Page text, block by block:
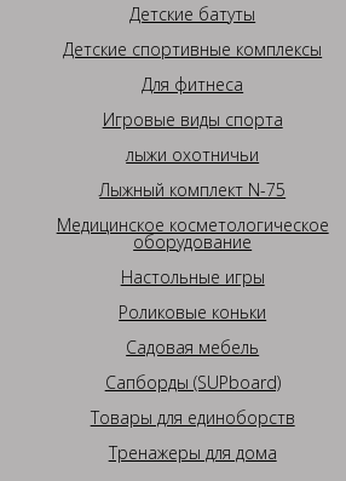
Детские батуты
Детские спортивные комплексы
Для фитнеса
Игровые виды спорта
лыжи охотничьи
Лыжный комплект N-75
Медицинское косметологическое
оборудование
Настольные игры
Роликовые коньки
Садовая мебель
Сапборды (SUPboard)
Товары для единоборств
Тренажеры для дома